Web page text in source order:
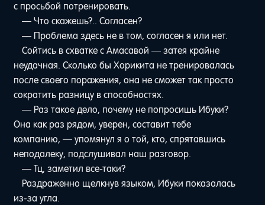
с просьбой потренировать.
— Что скажешь?.. Согласен?
— Проблема здесь не в том, согласен я или нет.
Сойтись в схватке с Амасавой — затея крайне
неудачная. Сколько бы Хорикита не тренировалась
после своего поражения, она не сможет так просто
сократить разницу в способностях.
— Раз такое дело, почему не попросишь Ибуки?
Она как раз рядом, уверен, составит тебе
компанию, — упомянул я о той, кто, спрятавшись
неподалеку, подслушивал наш разговор.
— Тц, заметил все-таки?
Раздраженно щелкнув языком, Ибуки показалась
из-за угла.